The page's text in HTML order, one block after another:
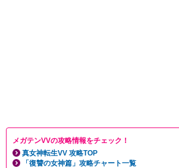
メガテンVVの攻略情報をチェック！
真女神転生VV 攻略TOP
「復讐の女神篇」攻略チャート一覧